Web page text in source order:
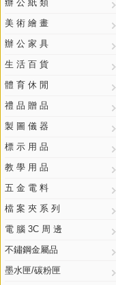
辦 公 紙 類
美 術 繪 畫
辦 公 家 具
生 活 百 貨
體 育 休 閒
禮 品 贈 品
製 圖 儀 器
標 示 用 品
教 學 用 品
五 金 電 料
檔 案 夾 系 列
電 腦 3C 周 邊
不鏽鋼金屬品
墨水匣/碳粉匣